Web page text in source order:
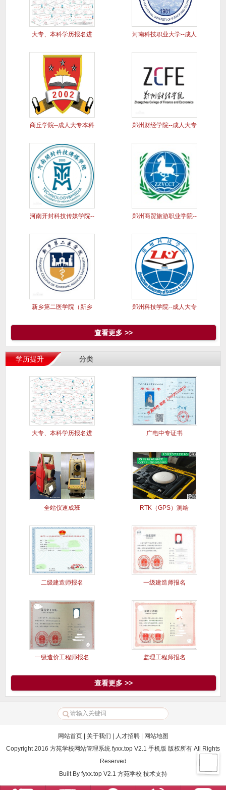
大专、本科学历报名进 河南科技职业大学--成人
商丘学院--成人大专本科 郑州财经学院--成人大专
河南开封科技传媒学院-- 郑州商贸旅游职业学院--
新乡第二医学院（新乡 郑州科技学院--成人大专
查看更多 >>
学历提升 分类
大专、本科学历报名进 广电中专证书
全站仪速成班 RTK（GPS）测绘
二级建造师报名 一级建造师报名
一级造价工程师报名 监理工程师报名
查看更多 >>
网站首页| 关于我们 人才招聘|
网站地图
Copyright 2016 方苑学校网站管理系统 fyxx.top V2.1 手机版 版权所有 All Rights
Reserved
Built By fyxx.top V2.1 方苑学校技术支持